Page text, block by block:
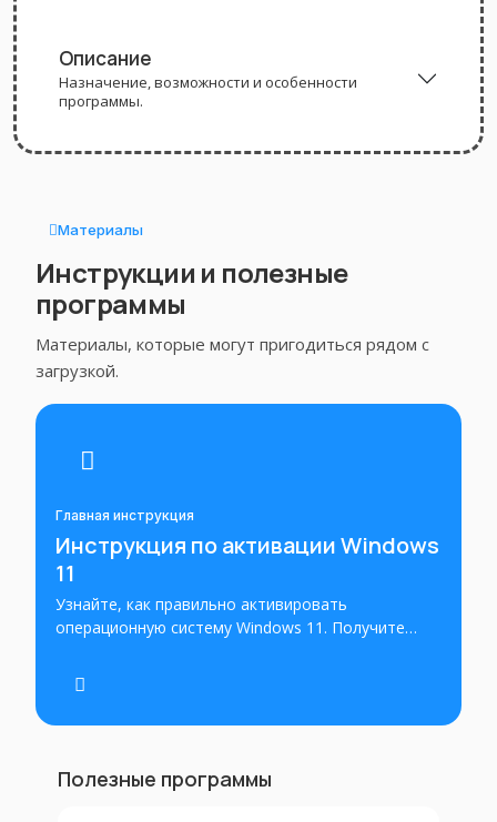
Описание
Назначение, возможности и особенности
программы.
Материалы
Инструкции и полезные
программы
Материалы, которые могут пригодиться рядом с
загрузкой.
Главная инструкция
Инструкция по активации Windows
11
Узнайте, как правильно активировать
операционную систему Windows 11. Получите
Windows 11 и установите операционную систему
в режиме полной функциональности.
Полезные программы